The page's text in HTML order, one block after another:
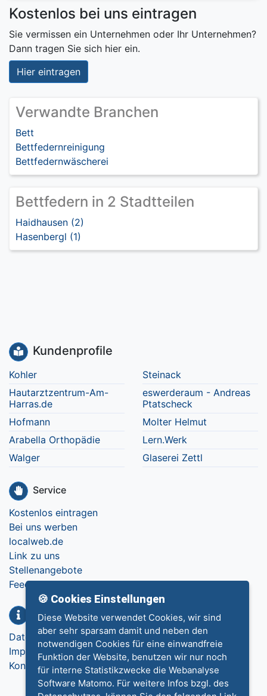
Kostenlos bei uns eintragen
Sie vermissen ein Unternehmen oder Ihr Unternehmen?
Dann tragen Sie sich hier ein.
Hier eintragen
Verwandte Branchen
Bett
Bettfedernreinigung
Bettfedernwäscherei
Bettfedern in 2 Stadtteilen
Haidhausen (2)
Hasenbergl (1)
Kundenprofile
Kohler
Hautarztzentrum-Am-
Harras.de
Hofmann
Arabella Orthopädie
Walger
Steinack
eswerderaum - Andreas
Ptatscheck
Molter Helmut
Lern.Werk
Glaserei Zettl
Service
Kostenlos eintragen
Bei uns werben
localweb.de
Link zu uns
Stellenangebote
Feedback
Info
Datenschutz
Impressum
Kontakt
🍪 Cookies Einstellungen
Diese Website verwendet Cookies, wir sind
aber sehr sparsam damit und neben den
notwendigen Cookies für eine einwandfreie
Funktion der Website, benutzen wir nur noch
für interne Statistikzwecke die Webanalyse
Software Matomo. Für weitere Infos bzgl. des